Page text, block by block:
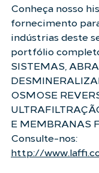
Conheça nosso
fornecimento
indústrias deste
portfólio
SISTEMAS,
OSMOSE
E MEMBRANAS
Consulte-nos:
http://